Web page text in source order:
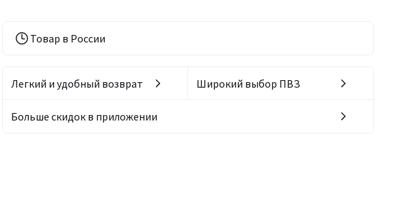
Товар в России
Легкий и удобный возврат Широкий выбор ПВЗ
Больше скидок в приложении